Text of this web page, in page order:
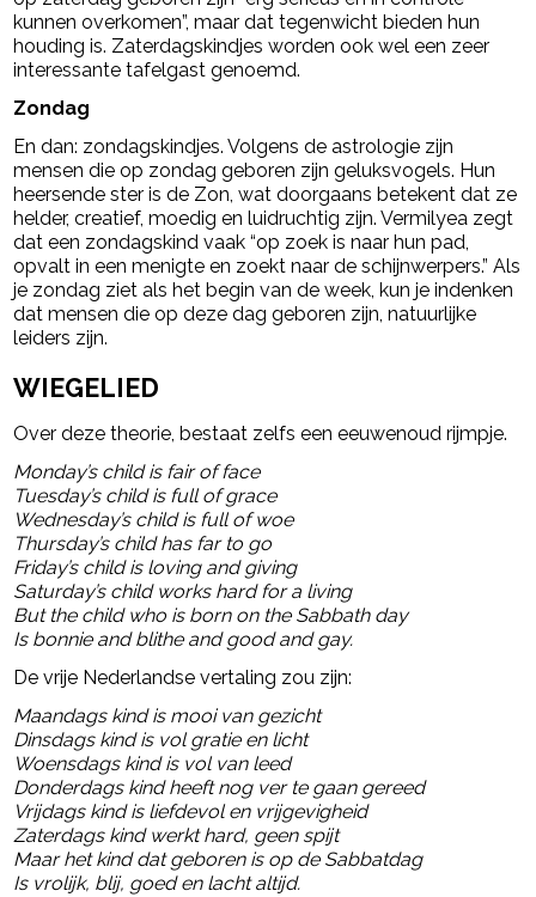
kunnen overkomen”, maar dat tegenwicht bieden hun
houding is. Zaterdagskindjes worden ook wel een zeer
interessante tafelgast genoemd.
Zondag
En dan: zondagskindjes. Volgens de astrologie zijn
mensen die op zondag geboren zijn geluksvogels. Hun
heersende ster is de Zon, wat doorgaans betekent dat ze
helder, creatief, moedig en luidruchtig zijn. Vermilyea zegt
dat een zondagskind vaak “op zoek is naar hun pad,
opvalt in een menigte en zoekt naar de schijnwerpers.” Als
je zondag ziet als het begin van de week, kun je indenken
dat mensen die op deze dag geboren zijn, natuurlijke
leiders zijn.
WIEGELIED
Over deze theorie, bestaat zelfs een eeuwenoud rijmpje.
Monday’s child is fair of face
Tuesday’s child is full of grace
Wednesday’s child is full of woe
Thursday’s child has far to go
Friday’s child is loving and giving
Saturday’s child works hard for a living
But the child who is born on the Sabbath day
Is bonnie and blithe and good and gay.
De vrije Nederlandse vertaling zou zijn:
Maandags kind is mooi van gezicht
Dinsdags kind is vol gratie en licht
Woensdags kind is vol van leed
Donderdags kind heeft nog ver te gaan gereed
Vrijdags kind is liefdevol en vrijgevigheid
Zaterdags kind werkt hard, geen spijt
Maar het kind dat geboren is op de Sabbatdag
Is vrolijk, blij, goed en lacht altijd.